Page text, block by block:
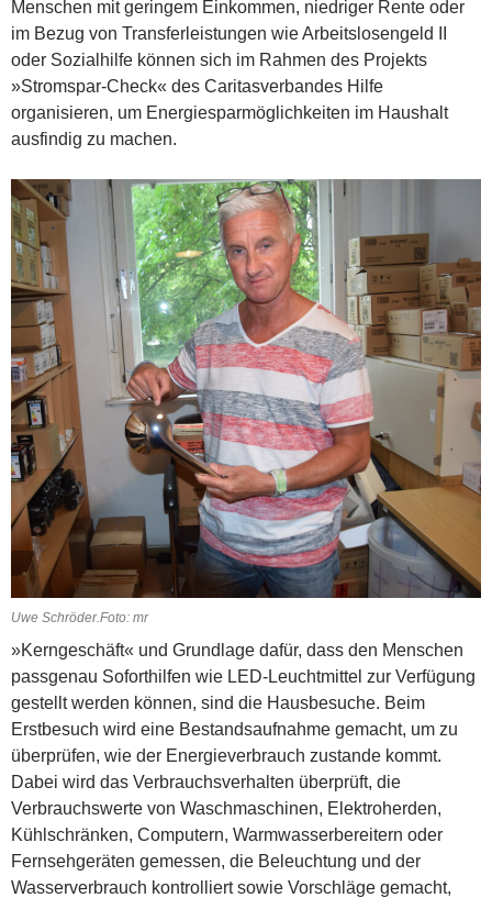
Menschen mit geringem Einkommen, niedriger Rente oder
im Bezug von Transferleistungen wie Arbeitslosengeld II
oder Sozialhilfe können sich im Rahmen des Projekts
»Stromspar-Check« des Caritasverbandes Hilfe
organisieren, um Energiesparmöglichkeiten im Haushalt
ausfindig zu machen.
Uwe Schröder.Foto: mr
»Kerngeschäft« und Grundlage dafür, dass den Menschen
passgenau Soforthilfen wie LED-Leuchtmittel zur Verfügung
gestellt werden können, sind die Hausbesuche. Beim
Erstbesuch wird eine Bestandsaufnahme gemacht, um zu
überprüfen, wie der Energieverbrauch zustande kommt.
Dabei wird das Verbrauchsverhalten überprüft, die
Verbrauchswerte von Waschmaschinen, Elektroherden,
Kühlschränken, Computern, Warmwasserbereitern oder
Fernsehgeräten gemessen, die Beleuchtung und der
Wasserverbrauch kontrolliert sowie Vorschläge gemacht,